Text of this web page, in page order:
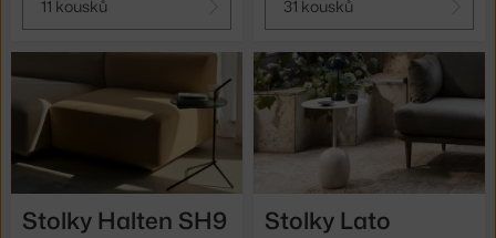
11 kousků 31 kousků
Stolky Halten SH9 Stolky Lato